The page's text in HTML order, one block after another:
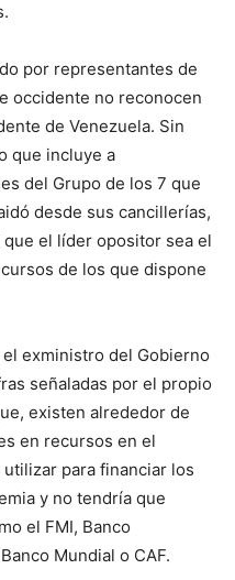
por representantes de
occidente no reconocen
de Venezuela. Sin
que incluye a
del Grupo de los 7 que
desde sus cancillerías,
el líder opositor sea el
de los que dispone
exministro del Gobierno
señaladas por el propio
existen alrededor de
en recursos en el
para financiar los
y no tendría que
el FMI, Banco
Mundial o CAF.